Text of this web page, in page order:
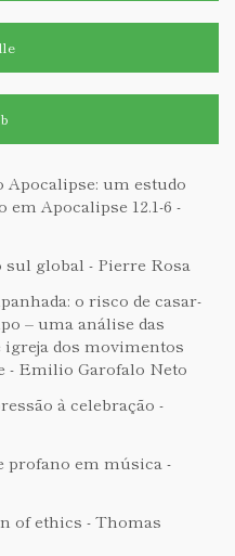
Apocalipse: um estudo
Apocalipse 12.1-6 -
global - Pierre Rosa
o risco de casar-
– uma análise das
igreja dos movimentos
- Emilio Garofalo Neto
à celebração -
profano em música -
of ethics - Thomas